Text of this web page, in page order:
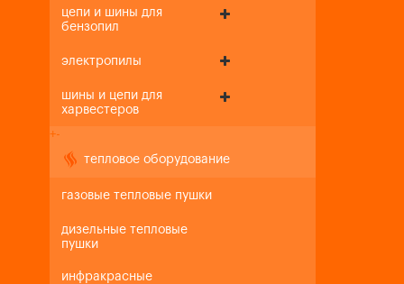
цепи и шины для
бензопил
электропилы
шины и цепи для
харвестеров
+-
тепловое оборудование
газовые тепловые пушки
дизельные тепловые
пушки
инфракрасные